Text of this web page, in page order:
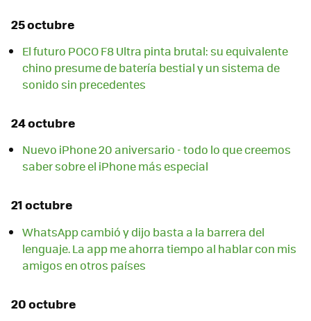
25 octubre
El futuro POCO F8 Ultra pinta brutal: su equivalente
chino presume de batería bestial y un sistema de
sonido sin precedentes
24 octubre
Nuevo iPhone 20 aniversario - todo lo que creemos
saber sobre el iPhone más especial
21 octubre
WhatsApp cambió y dijo basta a la barrera del
lenguaje. La app me ahorra tiempo al hablar con mis
amigos en otros países
20 octubre